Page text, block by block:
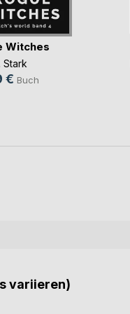
Witches
Stark
€ Buch
variieren)